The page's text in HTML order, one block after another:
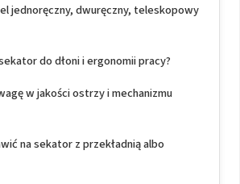
jednoręczny, dwuręczny, teleskopowy
do dłoni i ergonomii pracy?
w jakości ostrzy i mechanizmu
na sekator z przekładnią albo